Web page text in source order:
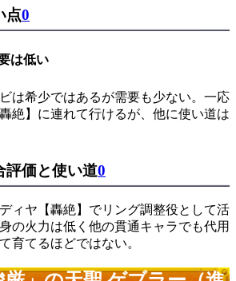
点0
は低い
は希少ではあるが需要も少ない。一応
絶】に連れて行けるが、他に使い道は
評価と使い道0
ィヤ【轟絶】でリング調整役として活
の火力は低く他の貫通キャラでも代用
育てるほどではない。